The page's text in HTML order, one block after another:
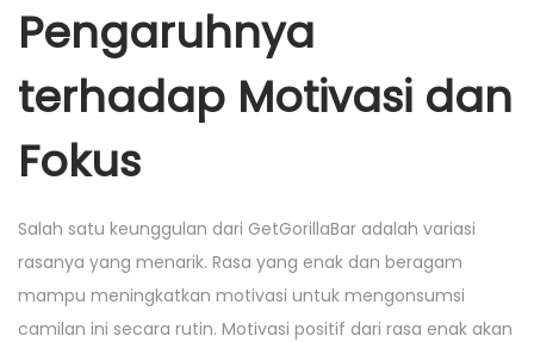
Pengaruhnya
terhadap Motivasi dan
Fokus
Salah satu keunggulan dari GetGorillaBar adalah variasi
rasanya yang menarik. Rasa yang enak dan beragam
mampu meningkatkan motivasi untuk mengonsumsi
camilan ini secara rutin. Motivasi positif dari rasa enak akan